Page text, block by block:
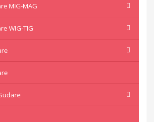
MIG-MAG
WIG-TIG